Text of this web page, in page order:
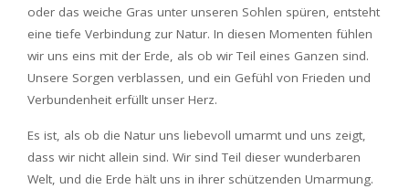
oder das weiche Gras unter unseren Sohlen spüren, entsteht
eine tiefe Verbindung zur Natur. In diesen Momenten fühlen
wir uns eins mit der Erde, als ob wir Teil eines Ganzen sind.
Unsere Sorgen verblassen, und ein Gefühl von Frieden und
Verbundenheit erfüllt unser Herz.
Es ist, als ob die Natur uns liebevoll umarmt und uns zeigt,
dass wir nicht allein sind. Wir sind Teil dieser wunderbaren
Welt, und die Erde hält uns in ihrer schützenden Umarmung.